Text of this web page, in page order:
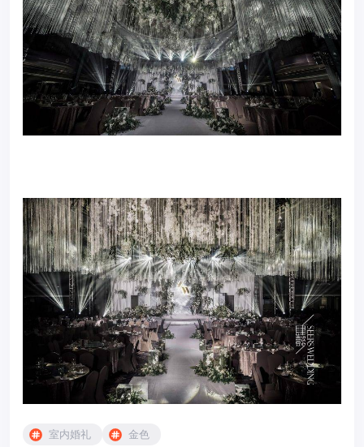
室内婚礼 金色